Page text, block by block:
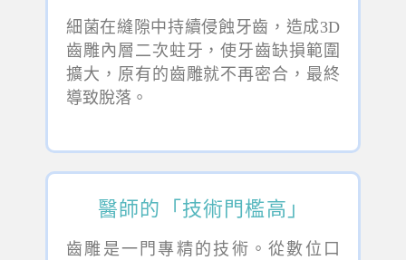
細菌在縫隙中持續侵蝕牙齒，造成3D
齒雕內層二次蛀牙，使牙齒缺損範圍
擴大，原有的齒雕就不再密合，最終
導致脫落。
醫師的「技術門檻高」
齒雕是一門專精的技術。從數位口